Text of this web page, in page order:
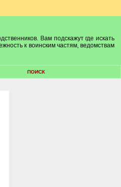
Вам подскажут где искать
к воинским частям, ведомствам
ПОИСК